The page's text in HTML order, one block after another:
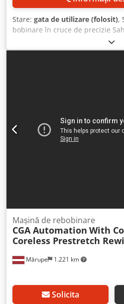
Stare: gata de utilizare (folosit),
bobinare în cruce de precizie
bobinare la cursă: 300mm,
500m/min, diametru maxim al
volum maxim al bobinei: aprox.
Mārupe 1.221 km
Mașină de rebobinare
CGA Automation With
Coreless Prestretch
Solicita